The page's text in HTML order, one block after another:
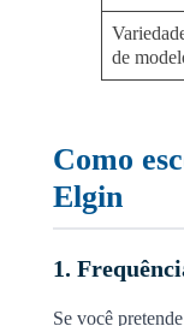
de
Como
Elgin
1.
Se você